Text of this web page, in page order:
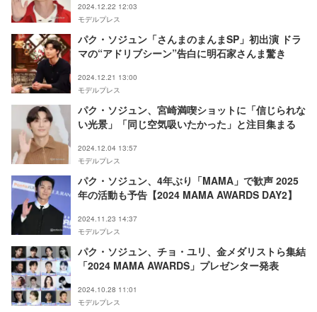
2024.12.22 12:03
モデルプレス
パク・ソジュン「さんまのまんまSP」初出演 ドラ
マの“アドリブシーン”告白に明石家さんま驚き
2024.12.21 13:00
モデルプレス
パク・ソジュン、宮崎満喫ショットに「信じられな
い光景」「同じ空気吸いたかった」と注目集まる
2024.12.04 13:57
モデルプレス
パク・ソジュン、4年ぶり「MAMA」で歓声 2025
年の活動も予告【2024 MAMA AWARDS DAY2】
2024.11.23 14:37
モデルプレス
パク・ソジュン、チョ・ユリ、金メダリストら集結
「2024 MAMA AWARDS」プレゼンター発表
2024.10.28 11:01
モデルプレス